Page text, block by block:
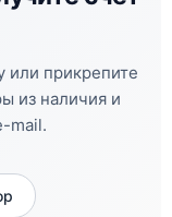
или прикрепите
из наличия и
mail.